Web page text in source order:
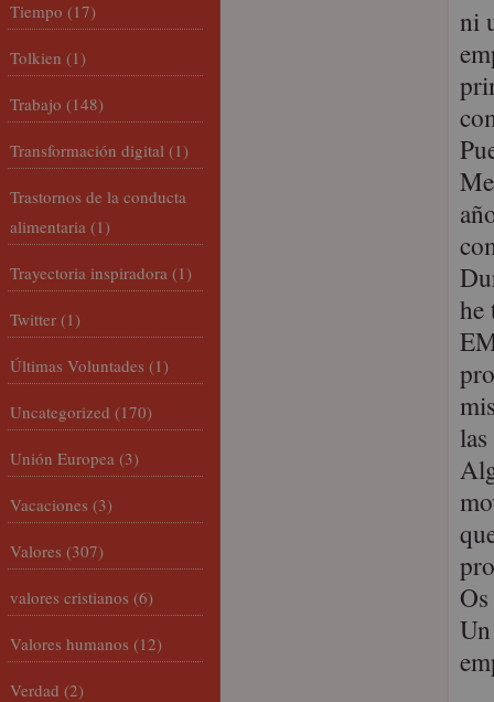
ni
he
Tiempo (17)
Tolkien (1)
Trabajo (148)
Transformación digital (1)
Trastornos de la conducta
alimentaria (1)
Trayectoria inspiradora (1)
Twitter (1)
Últimas Voluntades (1)
Uncategorized (170)
Unión Europea (3)
Vacaciones (3)
Valores (307)
valores cristianos (6)
Valores humanos (12)
Verdad (2)